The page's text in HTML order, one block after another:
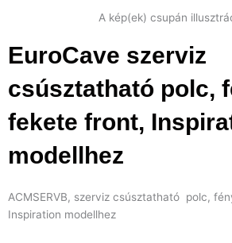
A kép(ek) csupán
EuroCave szerviz
csúsztatható polc,
fekete front,
modellhez
ACMSERVB, szerviz csúsztatható polc,
Inspiration modellhez